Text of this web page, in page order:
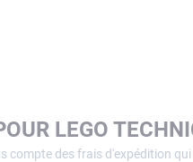
LEGO
compte des frais d'expédition